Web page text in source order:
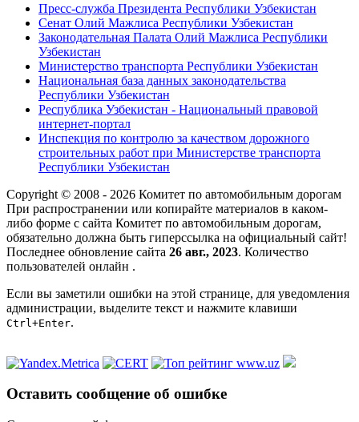
Пресс-служба Президента Республики Узбекистан
Сенат Олий Мажлиса Республики Узбекистан
Законодательная Палата Олий Мажлиса Республики
Узбекистан
Министерство транспорта Республики Узбекистан
Национальная база данных законодательства
Республики Узбекистан
Республика Узбекистан - Национальный правовой
интернет-портал
Инспекция по контролю за качеством дорожного
строительных работ при Министерстве транспорта
Республики Узбекистан
Copyright © 2008 - 2026 Комитет по автомобильным дорогам
При распространении или копирайте материалов в каком-
либо форме с сайта Комитет по автомобильным дорогам,
обязательно должна быть гиперссылка на официальный сайт!
Последнее обновление сайта 26 авг., 2023. Количество
пользователей онлайн .
Если вы заметили ошибки на этой странице, для уведомления
администрации, выделите текст и нажмите клавиши
Ctrl+Enter.
Оставить сообщение об ошибке